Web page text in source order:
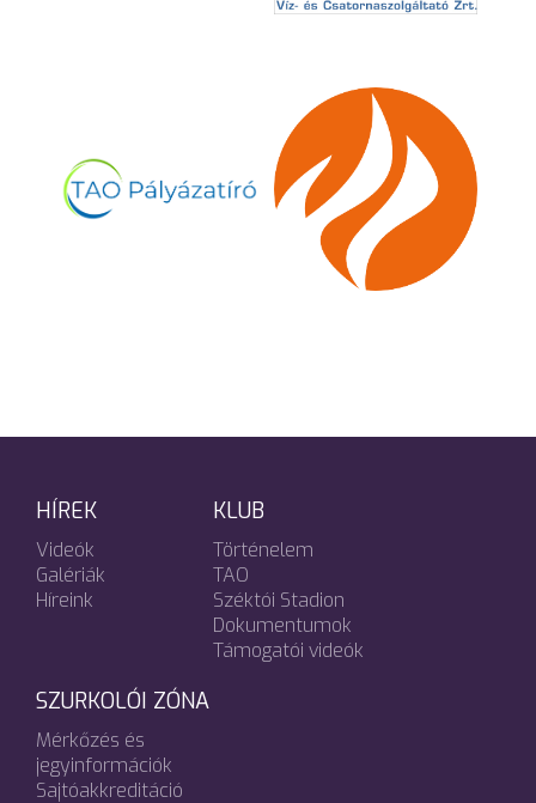
HÍREK
Videók
Galériák
Híreink
KLUB
Történelem
TAO
Széktói Stadion
Dokumentumok
Támogatói videók
SZURKOLÓI ZÓNA
Mérkőzés és
jegyinformációk
Sajtóakkreditáció